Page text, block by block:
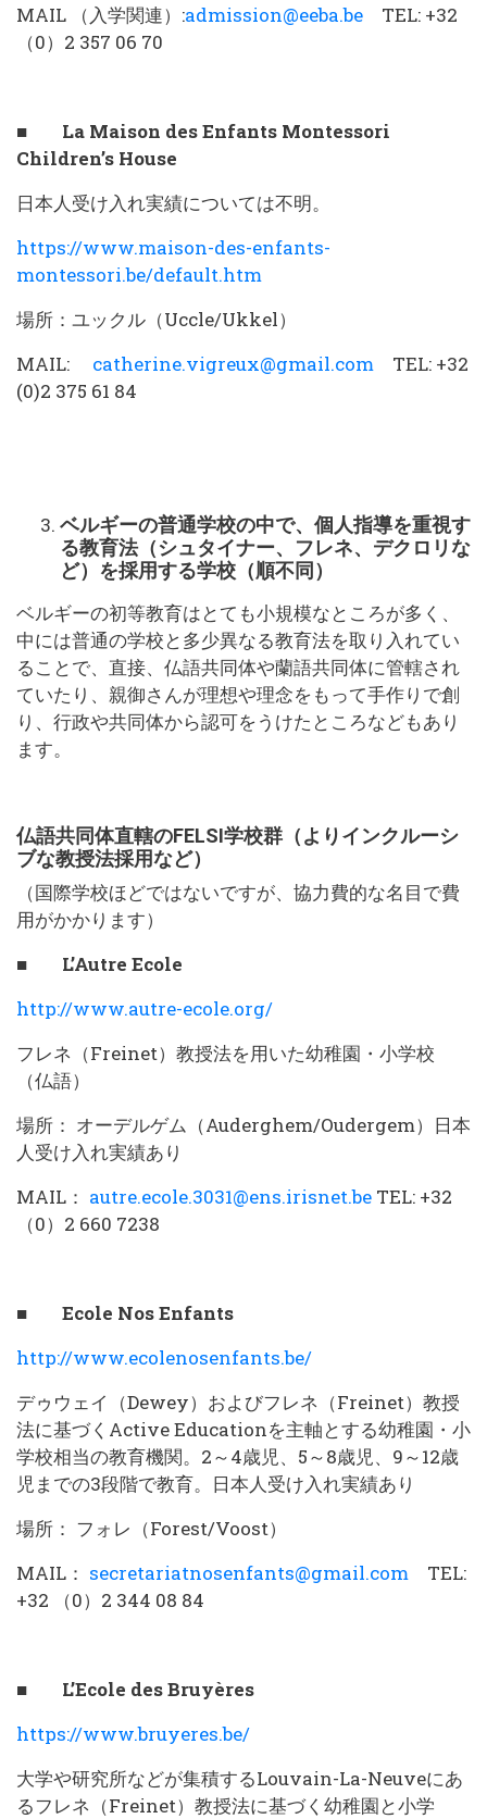
MAIL （入学関連）:admission@eeba.be TEL: +32
（0）2 357 06 70
■ La Maison des Enfants Montessori
Children’s House
日本人受け入れ実績については不明。
https://www.maison-des-enfants-
montessori.be/default.htm
場所：ユックル（Uccle/Ukkel）
MAIL: catherine.vigreux@gmail.com TEL: +32
(0)2 375 61 84
ベルギーの普通学校の中で、個人指導を重視す
る教育法（シュタイナー、フレネ、デクロリな
ど）を採用する学校（順不同）
ベルギーの初等教育はとても小規模なところが多く、
中には普通の学校と多少異なる教育法を取り入れてい
ることで、直接、仏語共同体や蘭語共同体に管轄され
ていたり、親御さんが理想や理念をもって手作りで創
り、行政や共同体から認可をうけたところなどもあり
ます。
仏語共同体直轄のFELSI学校群（よりインクルーシ
ブな教授法採用など）
（国際学校ほどではないですが、協力費的な名目で費
用がかかります）
■ L’Autre Ecole
http://www.autre-ecole.org/
フレネ（Freinet）教授法を用いた幼稚園・小学校
（仏語）
場所： オーデルゲム（Auderghem/Oudergem）日本
人受け入れ実績あり
MAIL： autre.ecole.3031@ens.irisnet.be TEL: +32
（0）2 660 7238
■ Ecole Nos Enfants
http://www.ecolenosenfants.be/
デゥウェイ（Dewey）およびフレネ（Freinet）教授
法に基づくActive Educationを主軸とする幼稚園・小
学校相当の教育機関。2～4歳児、5～8歳児、9～12歳
児までの3段階で教育。日本人受け入れ実績あり
場所： フォレ（Forest/Voost）
MAIL： secretariatnosenfants@gmail.com TEL:
+32 （0）2 344 08 84
■ L’Ecole des Bruyères
https://www.bruyeres.be/
大学や研究所などが集積するLouvain-La-Neuveにあ
るフレネ（Freinet）教授法に基づく幼稚園と小学